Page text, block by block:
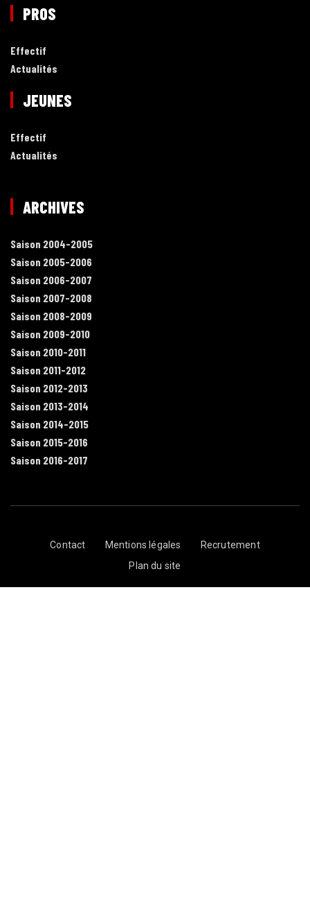
PROS
Effectif
Actualités
JEUNES
Effectif
Actualités
ARCHIVES
Saison 2004-2005
Saison 2005-2006
Saison 2006-2007
Saison 2007-2008
Saison 2008-2009
Saison 2009-2010
Saison 2010-2011
Saison 2011-2012
Saison 2012-2013
Saison 2013-2014
Saison 2014-2015
Saison 2015-2016
Saison 2016-2017
Contact Mentions légales
Recrutement
Plan du site